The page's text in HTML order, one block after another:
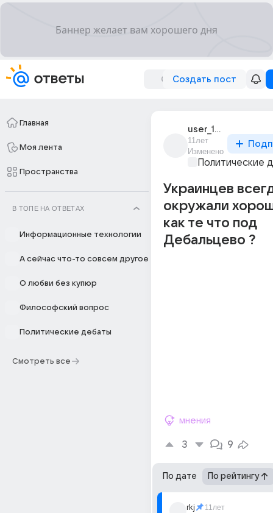
Создать пост
Главная
Моя лента
Пространства
В ТОПЕ НА ОТВЕТАХ
Информационные технологии
А сейчас что-то совсем другое
О любви без купюр
Философский вопрос
Политические дебаты
Смотреть все
user_194999960
11лет
Изменено
Политические
Украинцев
окружали
как те что под
Дебальцево ?
мнения
3 9
По дате По рейтингу
rkj 11лет